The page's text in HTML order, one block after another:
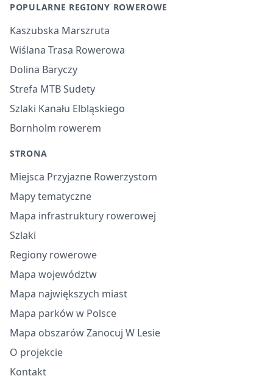
POPULARNE REGIONY ROWEROWE
Kaszubska Marszruta
Wiślana Trasa Rowerowa
Dolina Baryczy
Strefa MTB Sudety
Szlaki Kanału Elbląskiego
Bornholm rowerem
STRONA
Miejsca Przyjazne Rowerzystom
Mapy tematyczne
Mapa infrastruktury rowerowej
Szlaki
Regiony rowerowe
Mapa województw
Mapa największych miast
Mapa parków w Polsce
Mapa obszarów Zanocuj W Lesie
O projekcie
Kontakt